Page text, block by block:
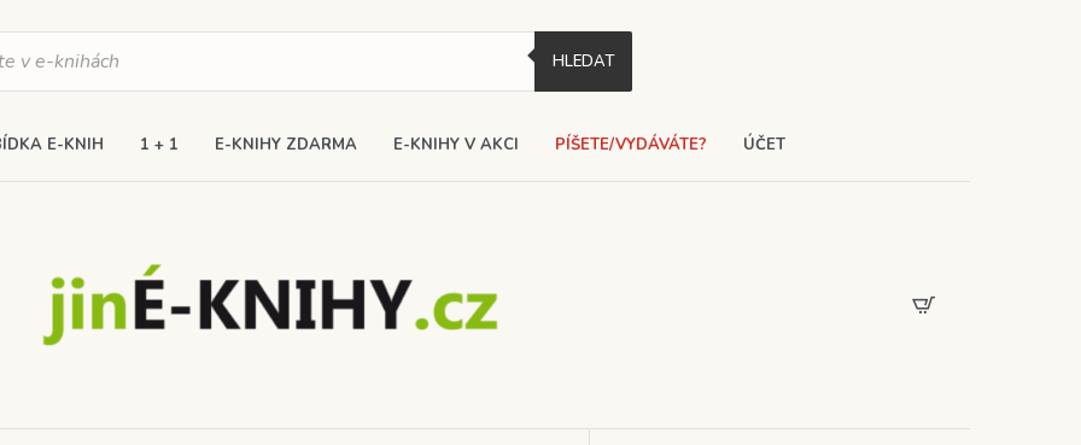
HLEDAT
E-KNIH 1 + 1 E-KNIHY ZDARMA E-KNIHY V AKCI PÍŠETE/VYDÁVÁTE? ÚČET